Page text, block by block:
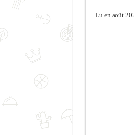
Lu en août